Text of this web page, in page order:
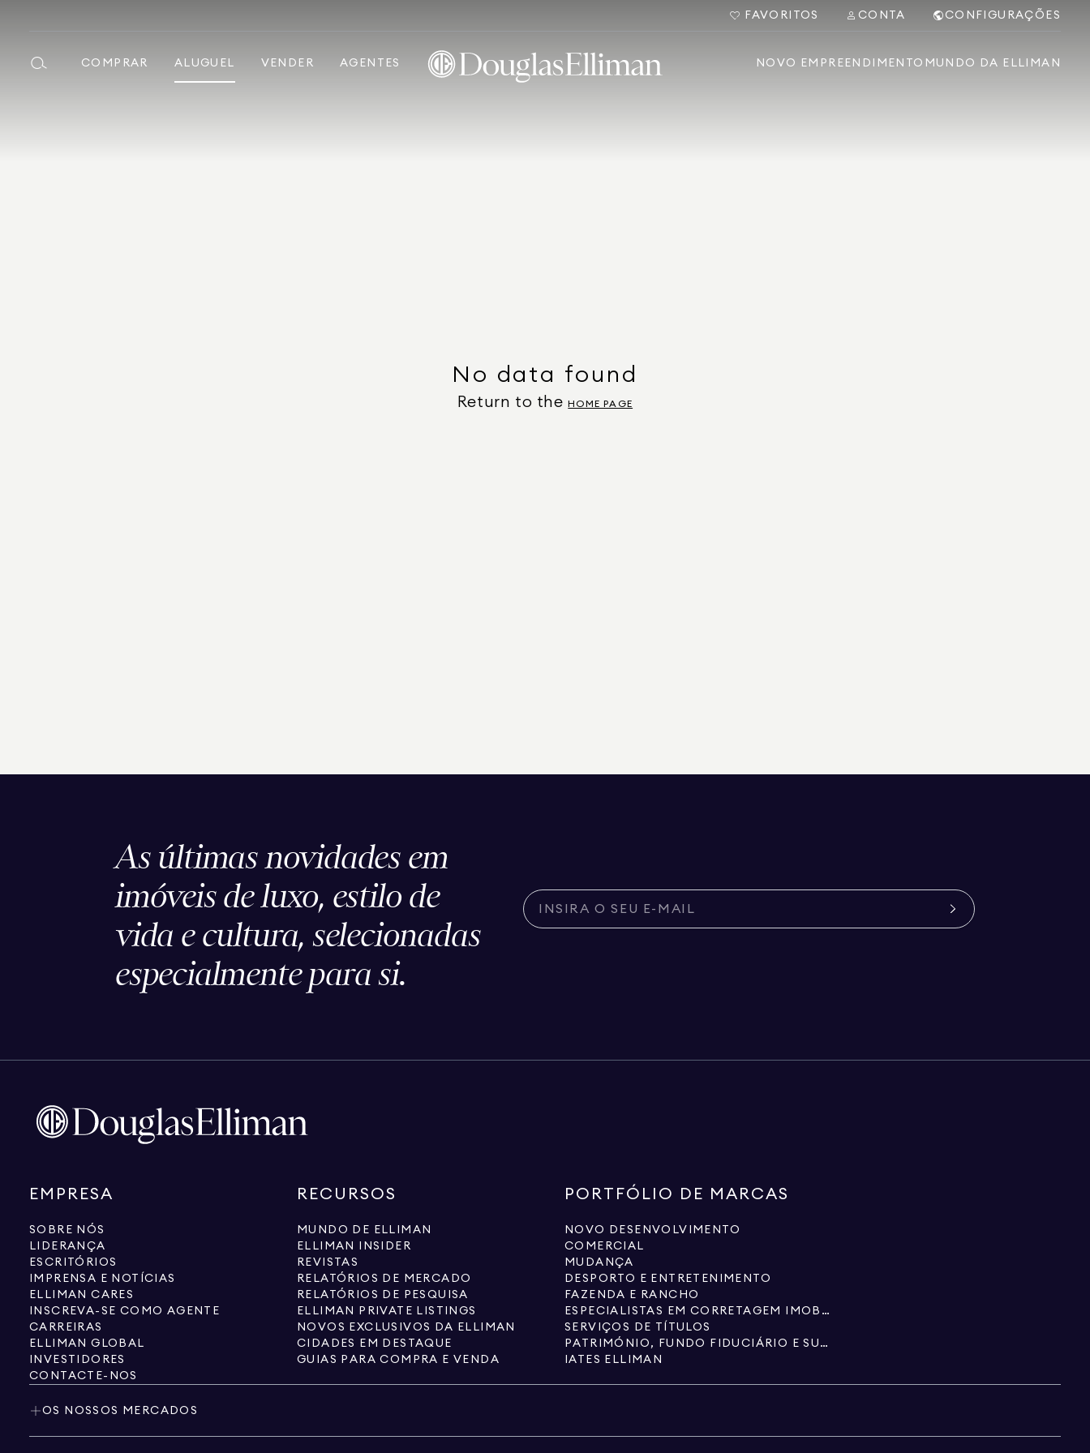
FAVORITOS CONTA CONFIGURAÇÕES
COMPRAR ALUGUEL VENDER AGENTES NOVO EMPREENDIMENTO MUNDO DA ELLIMAN
No data found
Return to the HOME PAGE
As últimas novidades em
imóveis de luxo, estilo de
vida e cultura, selecionadas
especialmente para si.
EMPRESA
SOBRE NÓS
LIDERANÇA
ESCRITÓRIOS
IMPRENSA E NOTÍCIAS
ELLIMAN CARES
INSCREVA-SE COMO AGENTE
CARREIRAS
ELLIMAN GLOBAL
INVESTIDORES
CONTACTE-NOS
RECURSOS
MUNDO DE ELLIMAN
ELLIMAN INSIDER
REVISTAS
RELATÓRIOS DE MERCADO
RELATÓRIOS DE PESQUISA
ELLIMAN PRIVATE LISTINGS
NOVOS EXCLUSIVOS DA ELLIMAN
CIDADES EM DESTAQUE
GUIAS PARA COMPRA E VENDA
PORTFÓLIO DE MARCAS
NOVO DESENVOLVIMENTO
COMERCIAL
MUDANÇA
DESPORTO E ENTRETENIMENTO
FAZENDA E RANCHO
ESPECIALISTAS EM CORRETAGEM IMOBILIÁRIA
SERVIÇOS DE TÍTULOS
PATRIMÓNIO, FUNDO FIDUCIÁRIO E SUCESSÕES
IATES ELLIMAN
OS NOSSOS MERCADOS